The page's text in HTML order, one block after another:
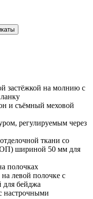
застёжкой на молнию с
и съёмный меховой
регулируемым через
ткани со
шириной 50 мм для
полочках
левой полочке с
для бейджа
настрочными